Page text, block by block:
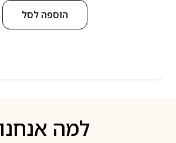
הוספה לסל
למה אנחנו